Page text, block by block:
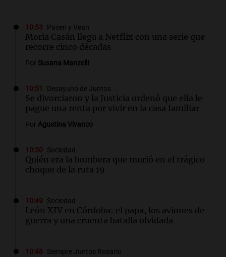
10:53 Pasen y Vean
Moria Casán llega a Netflix con una serie que
recorre cinco décadas
Por Susana Manzelli
10:51 Desayuno de Juntos
Se divorciaron y la Justicia ordenó que ella le
pague una renta por vivir en la casa familiar
Por Agustina Vivanco
10:50 Sociedad
Quién era la bombera que murió en el trágico
choque de la ruta 19
10:49 Sociedad
León XIV en Córdoba: el papa, los aviones de
guerra y una cruenta batalla olvidada
10:48 Siempre Juntos Rosario